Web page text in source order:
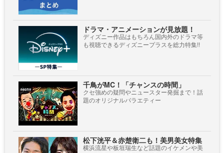
ドラマ・アニメーションが見放題！
ディズニー作品はもちろん国内外のドラマ等
も視聴できるディズニープラスを総力特集!!
千鳥がMC！「チャンスの時間」
クセ強めの疑問やニュースター発掘まで！話
題のオリジナルバラエティー
松下洸平＆赤楚衛二も！美男美女特集
横浜流星や板垣瑞生など話題のイケメンや美